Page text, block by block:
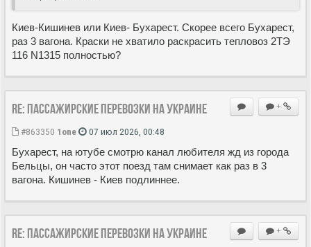
Киев-Кишинев или Киев- Бухарест. Скорее всего Бухарест,
раз 3 вагона. Краски не хватило раскрасить тепловоз 2ТЭ
116 N1315 полностью?
+
Re: Пассажирские перевозки на Украине
#863350 1one 07 июл 2026, 00:48
Бухарест, на ютубе смотрю канал любителя жд из города
Бельцы, он часто этот поезд там снимает как раз в 3
вагона. Кишинев - Киев подлиннее.
+
Re: Пассажирские перевозки на Украине